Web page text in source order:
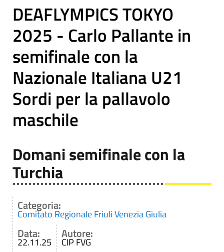
DEAFLYMPICS TOKYO
2025 - Carlo Pallante in
semifinale con la
Nazionale Italiana U21
Sordi per la pallavolo
maschile
Domani semifinale con la
Turchia
Categoria:
Comitato Regionale Friuli Venezia Giulia
Data:
22.11.25
Autore:
CIP FVG